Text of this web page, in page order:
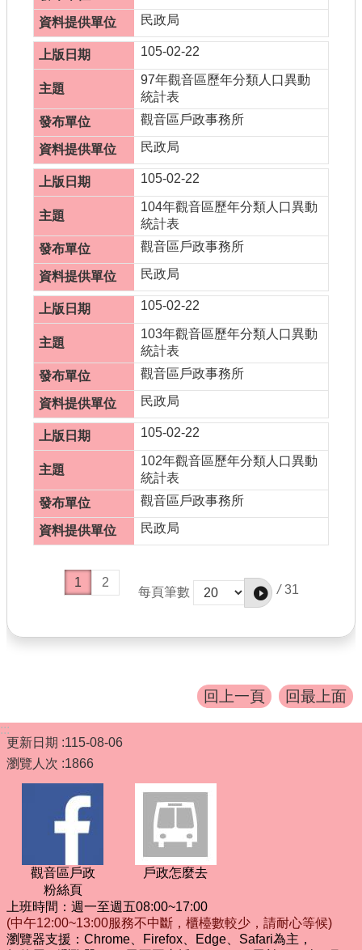
民政局
105-02-22
97年觀音區歷年分類人口異動
統計表
觀音區戶政事務所
民政局
105-02-22
104年觀音區歷年分類人口異動
統計表
觀音區戶政事務所
民政局
105-02-22
103年觀音區歷年分類人口異動
統計表
觀音區戶政事務所
民政局
105-02-22
102年觀音區歷年分類人口異動
統計表
觀音區戶政事務所
民政局
1 2
每頁筆數 / 31
回上一頁 回最上面
:::
更新日期
115-08-06
瀏覽人次 1866
觀音區戶政
粉絲頁
戶政怎麼去
上班時間：週一至週五08:00~17:00
(中午12:00~13:00服務不中斷，櫃檯數較少，請耐心等候)
瀏覽器支援：Chrome、Firefox、Edge、Safari為主，